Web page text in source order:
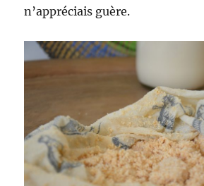
n’appréciais guère.